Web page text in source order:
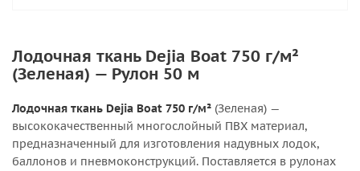
Лодочная ткань Dejia Boat 750 г/м²
(Зеленая) — Рулон 50 м
Лодочная ткань Dejia Boat 750 г/м² (Зеленая) —
высококачественный многослойный ПВХ материал,
предназначенный для изготовления надувных лодок,
баллонов и пневмоконструкций. Поставляется в рулонах